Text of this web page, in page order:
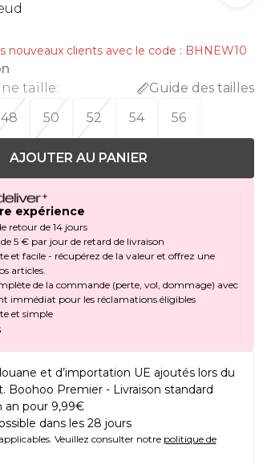
nouveaux clients avec le code : BHNEW10
taille:
Guide des tailles
48 50 52 54 56
AJOUTER AU PANIER
expérience
retour de 14 jours
5 € par jour de retard de livraison
et facile - récupérez de la valeur et offrez une
articles.
de la commande (perte, vol, dommage) avec
immédiat pour les réclamations éligibles
et simple
et d’importation UE ajoutés lors du
Boohoo Premier - Livraison standard
an pour 9,99€
dans les 28 jours
Veuillez consulter notre politique de